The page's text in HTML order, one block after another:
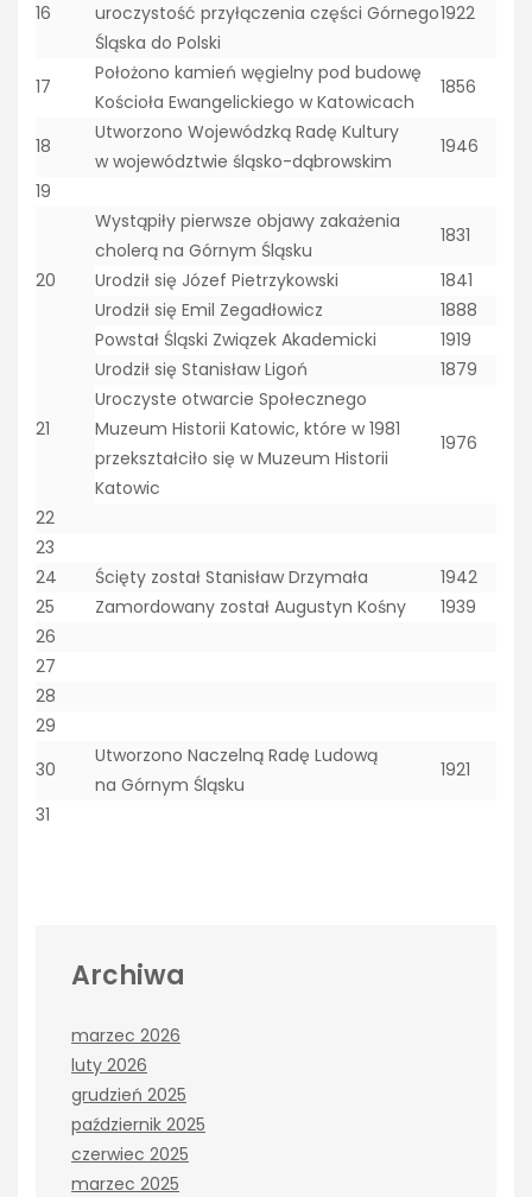
16
uroczystość przyłączenia części Górnego
Śląska do Polski
1922
17
Położono kamień węgielny pod budowę
Kościoła Ewangelickiego w Katowicach
1856
18
Utworzono Wojewódzką Radę Kultury
w województwie śląsko-dąbrowskim
1946
19
20
Wystąpiły pierwsze objawy zakażenia
cholerą na Górnym Śląsku
1831
Urodził się Józef Pietrzykowski
1841
Urodził się Emil Zegadłowicz
1888
Powstał Śląski Związek Akademicki
1919
21
Urodził się Stanisław Ligoń
1879
Uroczyste otwarcie Społecznego
Muzeum Historii Katowic, które w 1981
przekształciło się w Muzeum Historii
Katowic
1976
22
23
24
Ścięty został Stanisław Drzymała
1942
25
Zamordowany został Augustyn Kośny
1939
26
27
28
29
30
Utworzono Naczelną Radę Ludową
na Górnym Śląsku
1921
31
Archiwa
marzec 2026
luty 2026
grudzień 2025
październik 2025
czerwiec 2025
marzec 2025